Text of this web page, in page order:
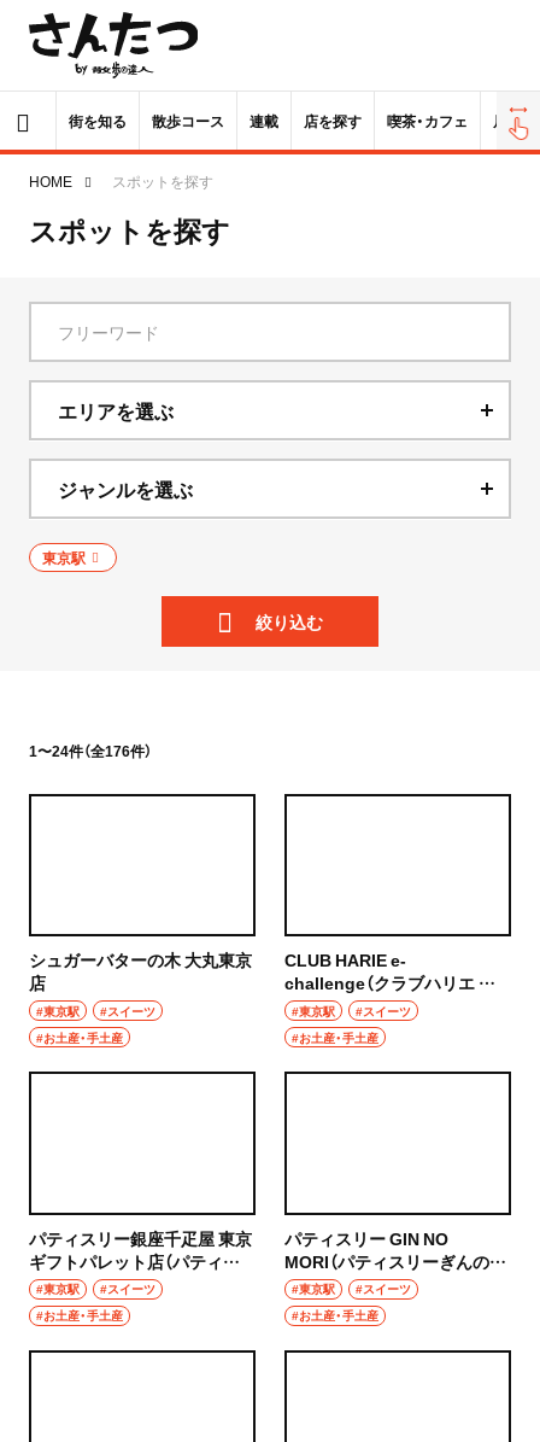
街を知る 散歩コース 連載 店を探す 喫茶・カフェ 居酒屋
HOME スポットを探す
スポットを探す
エリアを選ぶ
北海道
青森県
岩手県
山形県
福島県
守谷
取手
栃木県
高崎
埼玉県
草加・越谷・春日部
ジャンルを選ぶ
ニュース
喫茶・カフェ
コーヒー
ラーメン
食べ歩き
ランチ
カレー
東京駅
絞り込む
1〜24件（全176件）
シュガーバターの木 大丸東京
店
#東京駅
#スイーツ
#お土産・手土産
CLUB HARIE e-
challenge（クラブハリエ イ
ーチャレンジ）
#東京駅
#スイーツ
#お土産・手土産
パティスリー銀座千疋屋 東京
ギフトパレット店（パティス
リーぎんざせんびきや とうき
ょうギフトパレットてん）
#東京駅
#スイーツ
#お土産・手土産
パティスリー GIN NO
MORI（パティスリーぎんのも
り）
#東京駅
#スイーツ
#お土産・手土産